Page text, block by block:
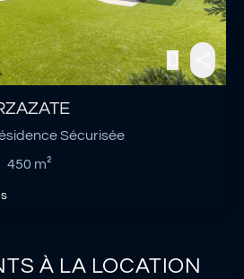
Sécurisée
450 m²
À LA LOCATION